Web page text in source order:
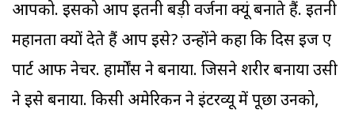
आपको. इसको आप इतनी बड़ी वर्जना क्यूं बनाते हैं. इतनी
महानता क्यों देते हैं आप इसे? उन्होंने कहा कि दिस इज ए
पार्ट आफ नेचर. हार्मोंस ने बनाया. जिसने शरीर बनाया उसी
ने इसे बनाया. किसी अमेरिकन ने इंटरव्यू में पूछा उनको,